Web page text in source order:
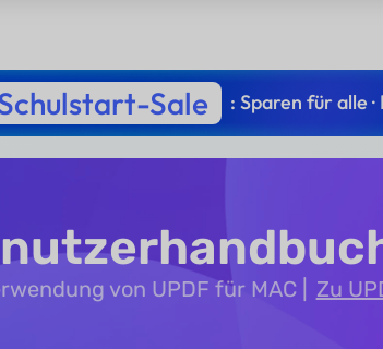
Sale : Sparen für alle
von UPDF für MAC Zu